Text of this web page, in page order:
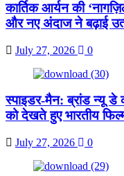
कार्तिक आर्यन की
और नए अंदाज ने बढ़ाई
July 27, 2026 0
स्पाइडर-मैन: ब्रांड न्यू
को देखते हुए भारतीय
July 27, 2026 0